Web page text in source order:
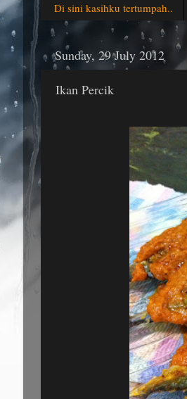
Di sini kasihku tertumpah..
Sunday, 29 July 2012
Ikan Percik